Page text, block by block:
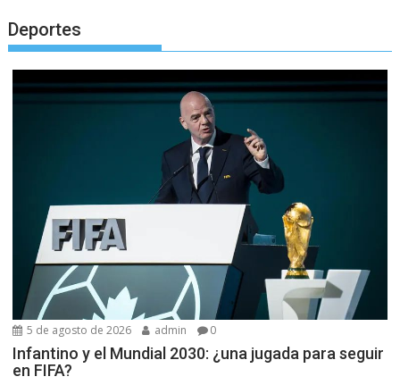
Deportes
5 de agosto de 2026 admin 0
Infantino y el Mundial 2030: ¿una jugada para seguir
en FIFA?